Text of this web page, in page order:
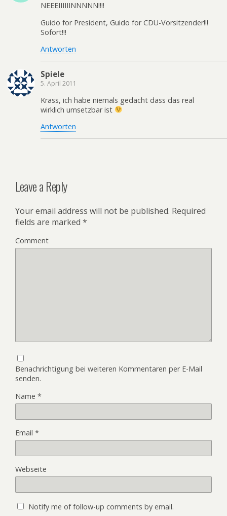
NEEEIIIIIINNNNN!!!!
Guido for President, Guido for CDU-Vorsitzender!!!
Sofort!!!
Antworten
Spiele
5. April 2011
Krass, ich habe niemals gedacht dass das real
wirklich umsetzbar ist
Antworten
Leave a Reply
Your email address will not be published. Required
fields are marked *
Comment
Benachrichtigung bei weiteren Kommentaren per E-Mail
senden.
Name *
Email *
Webseite
Notify me of follow-up comments by email.